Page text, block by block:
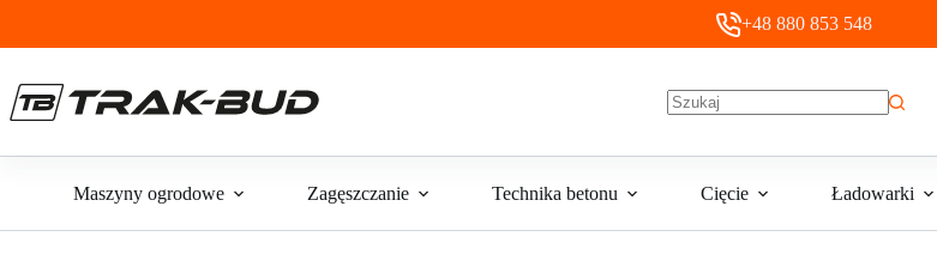
treści
+48 880 853 548
Maszyny ogrodowe Zagęszczanie Technika betonu Cięcie Ładowarki